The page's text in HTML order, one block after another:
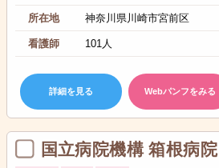
所在地 神奈川県川崎市宮前区
看護師 101人
詳細を見る Webパンフをみる
国立病院機構 箱根病院